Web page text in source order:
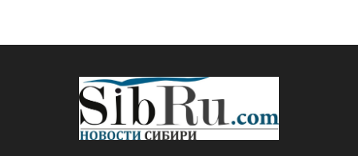
с самолётом над
Новосибирском
Михаил МЕЛЬНИКОВ 23.02.2025 Updated:
БЕЗ РУБРИКИ Комментариев нет 2 Mins Read